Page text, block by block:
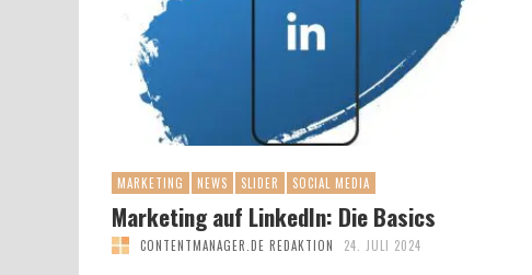
MARKETING NEWS SLIDER SOCIAL MEDIA
Marketing auf LinkedIn: Die Basics
CONTENTMANAGER.DE REDAKTION 24. JULI 2024